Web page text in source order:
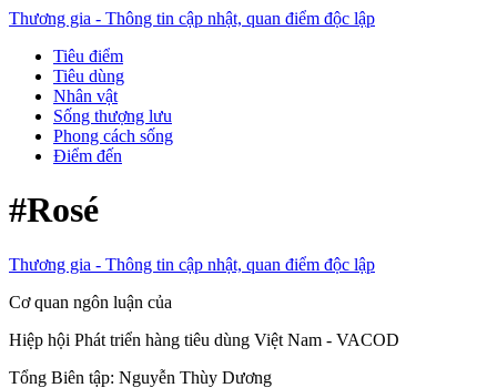
Thương gia - Thông tin cập nhật, quan điểm độc lập
Tiêu điểm
Tiêu dùng
Nhân vật
Sống thượng lưu
Phong cách sống
Điểm đến
#Rosé
Thương gia - Thông tin cập nhật, quan điểm độc lập
Cơ quan ngôn luận của
Hiệp hội Phát triển hàng tiêu dùng Việt Nam - VACOD
Tổng Biên tập: Nguyễn Thùy Dương